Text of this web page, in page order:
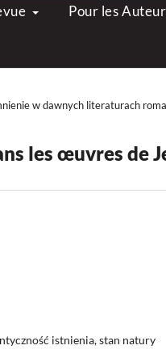
Pour les
w dawnych literaturach
les œuvres de
istnienia, stan natury